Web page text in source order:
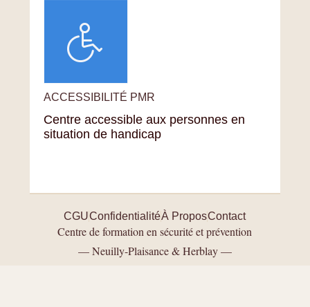
ACCESSIBILITÉ PMR
Centre accessible aux personnes en
situation de handicap
CGUConfidentialitéÀ ProposContact
Centre de formation en sécurité et prévention
— Neuilly-Plaisance & Herblay —